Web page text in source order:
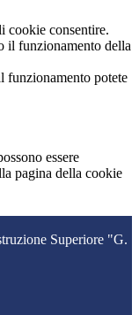
cookie consentire.
il funzionamento della
funzionamento potete
essere
pagina della cookie
Superiore "G.